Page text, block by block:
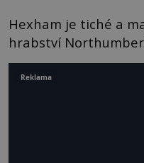
Hexham je tiché a
hrabství
Reklama